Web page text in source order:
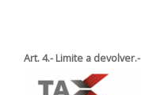
Art. 4.- Limite a devolver.-